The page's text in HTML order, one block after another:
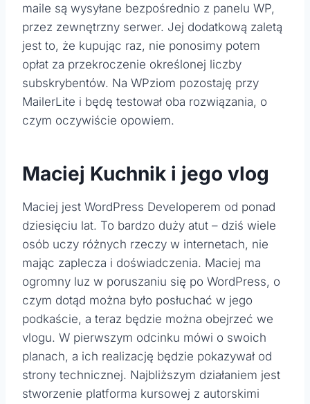
maile są wysyłane bezpośrednio z panelu WP,
przez zewnętrzny serwer. Jej dodatkową zaletą
jest to, że kupując raz, nie ponosimy potem
opłat za przekroczenie określonej liczby
subskrybentów. Na WPziom pozostaję przy
MailerLite i będę testował oba rozwiązania, o
czym oczywiście opowiem.
Maciej Kuchnik i jego vlog
Maciej jest WordPress Developerem od ponad
dziesięciu lat. To bardzo duży atut – dziś wiele
osób uczy różnych rzeczy w internetach, nie
mając zaplecza i doświadczenia. Maciej ma
ogromny luz w poruszaniu się po WordPress, o
czym dotąd można było posłuchać w jego
podkaście, a teraz będzie można obejrzeć we
vlogu. W pierwszym odcinku mówi o swoich
planach, a ich realizację będzie pokazywał od
strony technicznej. Najbliższym działaniem jest
stworzenie platforma kursowej z autorskimi